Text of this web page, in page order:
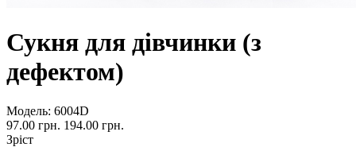
Сукня для дівчинки (з
дефектом)
Модель: 6004D
97.00 грн. 194.00 грн.
Зріст